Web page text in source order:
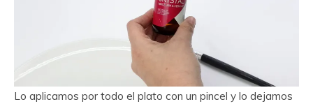
Lo aplicamos por todo el plato con un pincel y lo dejamos